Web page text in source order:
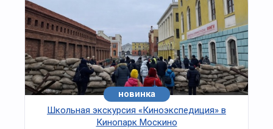
новинка
Школьная экскурсия «Киноэкспедиция» в
Кинопарк Москино